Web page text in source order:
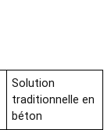
Solution
traditionnelle en
béton